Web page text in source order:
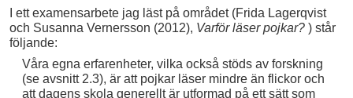
I ett examensarbete jag läst på området (Frida Lagerqvist
och Susanna Vernersson (2012), Varför läser pojkar? ) står
följande:
Våra egna erfarenheter, vilka också stöds av forskning
(se avsnitt 2.3), är att pojkar läser mindre än flickor och
att dagens skola generellt är utformad på ett sätt som